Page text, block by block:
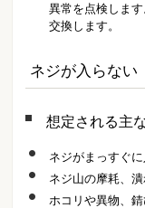
異常を点検しま
交換します。
ネジが入らない
想定される主
ネジがまっすぐ
ネジ山の摩耗、
ホコリや異物、